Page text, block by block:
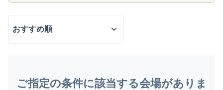
ご指定の条件に該当する会場がありま